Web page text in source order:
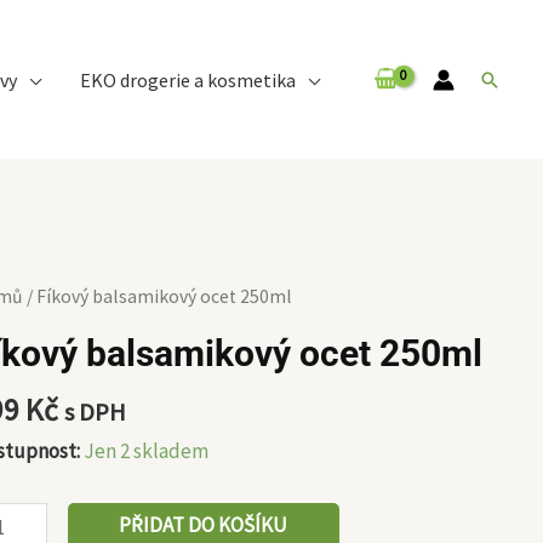
EKO drogerie a kosmetika Hledat
/ Fíkový balsamikový ocet 250ml
balsamikový ocet 250ml
Kčs DPH
Jen 2 skladem
PŘIDAT DO KOŠÍKU